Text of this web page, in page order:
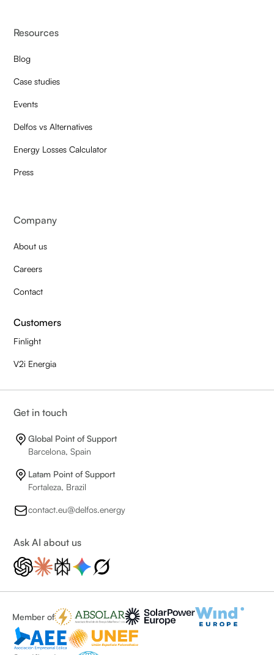
Resources
Blog
Case studies
Events
Delfos vs Alternatives
Energy Losses Calculator
Press
Company
About us
Careers
Contact
Customers
Finlight
V2i Energia
Get in touch
Global Point of Support
Barcelona, Spain
Latam Point of Support
Fortaleza, Brazil
contact.eu@delfos.energy
Ask AI about us
Member of